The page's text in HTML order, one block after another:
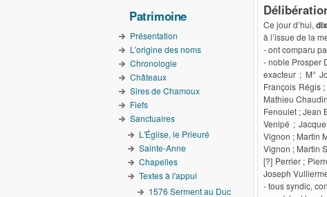
Ce jour d’hui,
à l’issue de la
- ont comparu
- noble Prosper
exacteur ; M°
François Régis
Mathieu
Fenouiet ; Jean
Venipé ;
Vignon ; Martin
Vignon ; Martin
[?] Perrier ;
Joseph
- tous syndic,
Patrimoine
Présentation
L'origine des noms
Chronologie
Châteaux
Sires de Chamoux
Fiefs
Sanctuaires
L'Église, le Prieuré
Sainte-Anne
Chapelles
Textes à l'appui
1576 Serment au Duc